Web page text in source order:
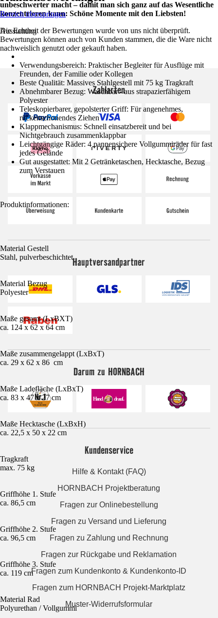
unbeschwerter macht – damit man sich ganz auf das Wesentliche
konzentrieren kann: Schöne Momente mit den Liebsten!
Ausstattung
Verwendungsbereich: Praktischer Begleiter für Ausflüge mit
Freunden, der Familie oder Kollegen
Beste Qualität: Massives Stahlgestell mit 75 kg Tragkraft
Abnehmbarer Bezug: Waschbar - aus strapazierfähigem
Polyester
Teleskopierbarer, gepolsterter Griff: Für angenehmes,
rückenschonendes Ziehen
Klappmechanismus: Schnell einsatzbereit und bei
Nichtgebrauch zusammenklappbar
Leichtgängige Räder: 4 pannensichere Vollgummiräder für fast
jedes Gelände
Gut ausgestattet: Mit 2 Getränketaschen, Hecktasche, Bezug
zum Verstauen
Produktinformationen:
Material Gestell
Stahl, pulverbeschichtet
Material Bezug
Polyester
Maße gesamt (LxBXT)
ca. 124 x 62 x 64 cm
Maße zusammengelappt (LxBxT)
ca. 29 x 62 x 86 cm
Maße Ladefläche (LxBxT)
ca. 83 x 47 x 27 cm
Maße Hecktasche (LxBxH)
ca. 22,5 x 50 x 22 cm
Tragkraft
max. 75 kg
Griffhöhe 1. Stufe
ca. 86,5 cm
Griffhöhe 2. Stufe
ca. 96,5 cm
Griffhöhe 3. Stufe
ca. 119 cm
Material Rad
Polyurethan / Vollgummi
Bereich überspringen
Die Echtheit der Bewertungen wurde von uns nicht überprüft.
Bewertungen können auch von Kunden stammen, die die Ware nicht
nachweislich genutzt oder gekauft haben.
Zahlarten
Hauptversandpartner
Darum zu HORNBACH
Kundenservice
Hilfe & Kontakt (FAQ)
HORNBACH Projektberatung
Fragen zur Onlinebestellung
Fragen zu Versand und Lieferung
Fragen zu Zahlung und Rechnung
Fragen zur Rückgabe und Reklamation
Fragen zum Kundenkonto & Kundenkonto-ID
Fragen zum HORNBACH Projekt-Marktplatz
Muster-Widerrufsformular